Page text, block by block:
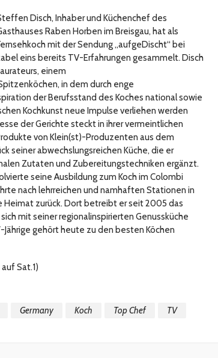
Disch, Inhaber und Küchenchef des
Raben Horben im Breisgau, hat als
mit der Sendung „aufgeDischt“ bei
eins bereits TV-Erfahrungen gesammelt. Disch
einem
in dem durch enge
der Berufsstand des Koches national sowie
Kochkunst neue Impulse verliehen werden
der Gerichte steckt in ihrer vermeintlichen
von Klein(st)-Produzenten aus dem
seiner abwechslungsreichen Küche, die er
Zutaten und Zubereitungstechniken ergänzt.
seine Ausbildung zum Koch im Colombi
nach lehrreichen und namhaften Stationen in
Heimat zurück. Dort betreibt er seit 2005 das
mit seiner regionalinspirierten Genussküche
gehört heute zu den besten Köchen
Sat.1)
Germany Koch Top Chef TV